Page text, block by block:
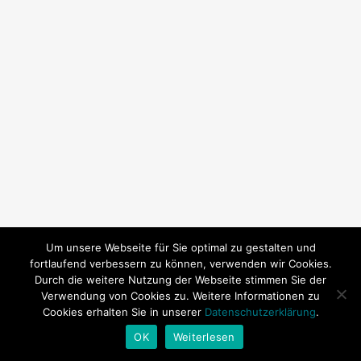
© 2026 SY Subeki. | Technische Betreuung:Andrea Baitz
Um unsere Webseite für Sie optimal zu gestalten und
fortlaufend verbessern zu können, verwenden wir Cookies.
Durch die weitere Nutzung der Webseite stimmen Sie der
Verwendung von Cookies zu. Weitere Informationen zu
Cookies erhalten Sie in unserer Datenschutzerklärung.
OK
Weiterlesen